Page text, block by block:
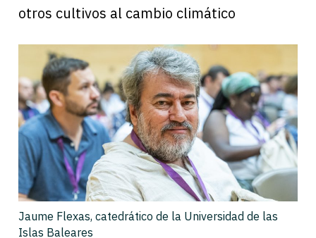
otros cultivos al cambio climático
Jaume Flexas, catedrático de la Universidad de las
Islas Baleares